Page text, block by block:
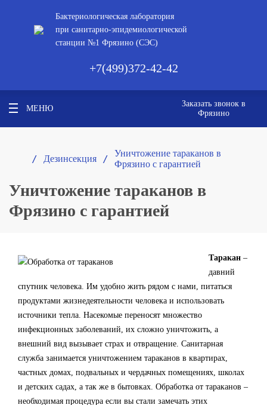
Бактериологическая лаборатория
при санитарно-эпидемиологической
станции №1 Фрязино (СЭС)
+7(499)372-42-42
МЕНЮ
Заказать звонок в
Фрязино
/ Дезинсекция / Уничтожение тараканов в
Фрязино с гарантией
Уничтожение тараканов в
Фрязино с гарантией
Таракан –
давний
спутник человека. Им удобно жить рядом с нами, питаться
продуктами жизнедеятельности человека и использовать
источники тепла. Насекомые переносят множество
инфекционных заболеваний, их сложно уничтожить, а
внешний вид вызывает страх и отвращение. Санитарная
служба занимается уничтожением тараканов в квартирах,
частных домах, подвальных и чердачных помещениях, школах
и детских садах, а так же в бытовках. Обработка от тараканов –
необходимая процедура если вы стали замечать этих